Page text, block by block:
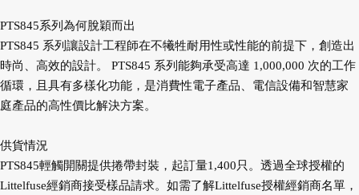
PTS845系列為何脫穎而出
PTS845 系列讓設計工程師在不犧牲耐用性或性能的前提下，創造出
時尚、高效的設計。 PTS845 系列能夠承受高達 1,000,000 次的工作
循環，且具有多樣化功能，是消費性電子產品、電信設備和智慧家
庭產品的高性價比解決方案。
供貨情況
PTS845輕觸開關提供捲帶封裝，起訂量1,400只。透過全球授權的
Littelfuse經銷商接受樣品請求。如需了解Littelfuse授權經銷商名單，